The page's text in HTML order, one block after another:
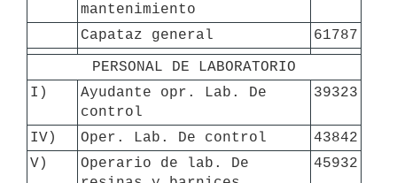
mantenimiento
Capataz general
61787
PERSONAL DE LABORATORIO
I)
Ayudante opr. Lab. De
control
39323
IV) Oper. Lab. De control
43842
V)
Operario de lab. De
45932